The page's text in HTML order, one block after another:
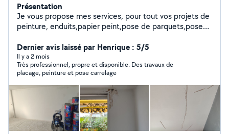
Présentation
Je vous propose mes services, pour tout vos projets de
peinture, enduits,papier peint,pose de parquets,pose
écoute, afin de vous satisfaire. Soucieux de vos
attentes je vous garantis un chantier propre grâce a la
mise en place de protections, j'intervient avec du
matériels professionnel, mes ponceuses et scies sont
brancher sur des aspirateurs. conscient que je suis
souvent le dernier a intervenir sur votre projet, j'apporte
un soin particulier de la mise en œuvre jusqu'aux
finitions. Je reste a votre entière disposition pour tout
renseignement Vous satisfaire est mon exigence .. .
Dernier avis laissé par Henrique : 5/5
Il y a 2 mois
Très professionnel, propre et disponible. Des travaux de
placage, peinture et pose carrelage